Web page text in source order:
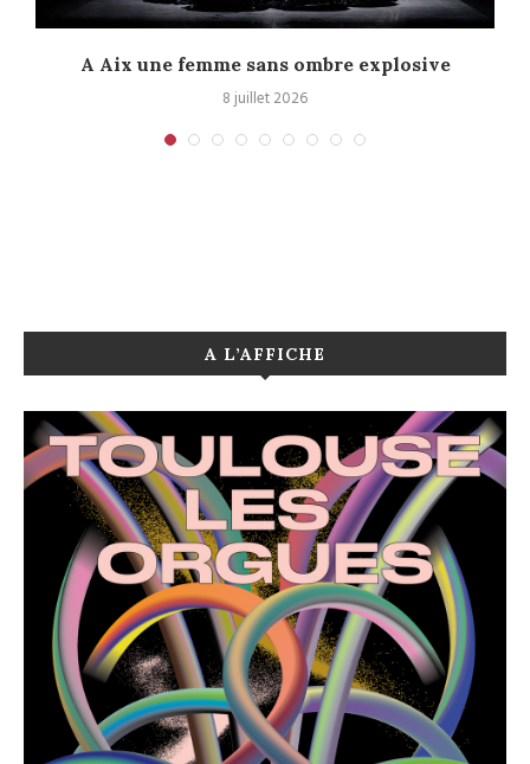
A Aix une femme sans ombre explosive
8 juillet 2026
A L’AFFICHE